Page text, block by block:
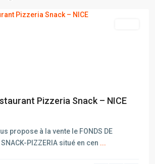
Pizzeria Snack – NICE
propose à la vente le FONDS DE
SNACK-PIZZERIA situé en cen ...